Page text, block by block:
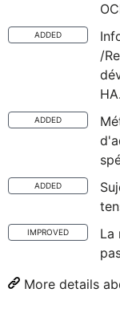
ADDED
/
HA.
ADDED
ADDED
IMPROVED
La
More details